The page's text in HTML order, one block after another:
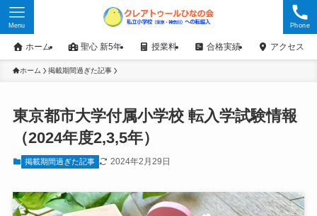
Phone
Menu
ホーム 聖心 新5年 授業料 合格実績 アクセス
ホーム 掲載期間過ぎた記事
東京都市大学付属小学校 転入学試験情報
（2024年度2,3,5年）
掲載期間過ぎた記事 2024年2月29日